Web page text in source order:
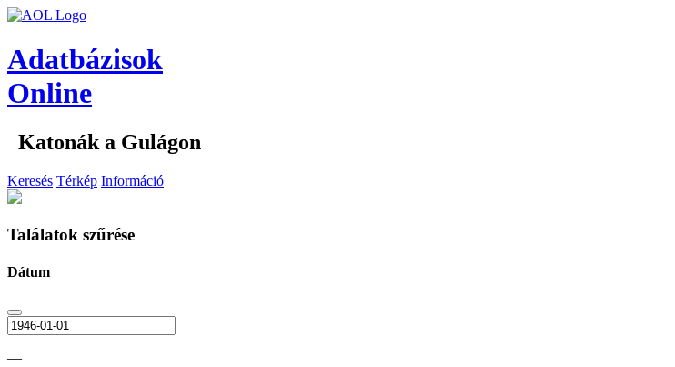
Adatbázisok
Online
Katonák a Gulágon
Keresés Térkép Információ
Találatok szűrése
Dátum
—